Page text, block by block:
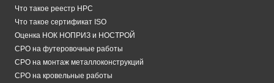
Что такое реестр НРС
Что такое сертификат ISO
Оценка НОК НОПРИЗ и НОСТРОЙ
СРО на футеровочные работы
СРО на монтаж металлоконструкций
СРО на кровельные работы